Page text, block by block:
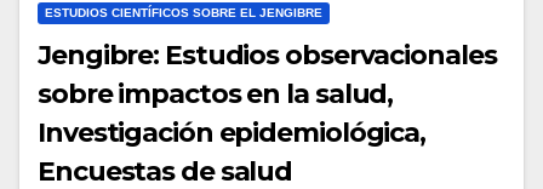
ESTUDIOS CIENTÍFICOS SOBRE EL JENGIBRE
Jengibre: Estudios observacionales
sobre impactos en la salud,
Investigación epidemiológica,
Encuestas de salud